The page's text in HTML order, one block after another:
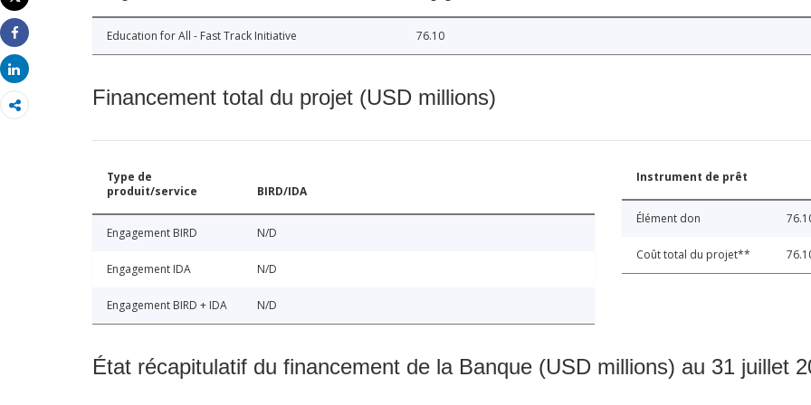
Imprimer
Share
Share
Education for All - Fast Track Initiative 76.10
Financement total du projet (USD millions)
Type de
produit/service
BIRD/IDA
Engagement BIRD N/D
Engagement IDA N/D
Engagement BIRD + IDA N/D
Instrument de prêt
Élément don
Coût total du projet**
État récapitulatif du financement de la Banque (USD millions) au 31 juillet